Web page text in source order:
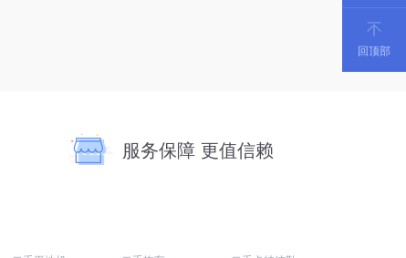
服务保障 更值信赖
回顶部